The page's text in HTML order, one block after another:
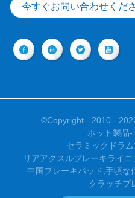
今すぐお問い合わせくだ
©Copyright - 2010 -
ホット製品-
セラミックドラ
リアアクスルブレーキライニ
中国ブレーキパッド 手頃な
クラッチプ